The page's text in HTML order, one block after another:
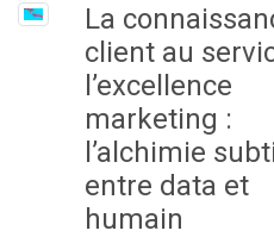
La
client au
l’excellence
marketing :
l’alchimie
entre data et
humain